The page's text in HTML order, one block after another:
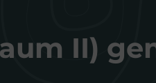
II)